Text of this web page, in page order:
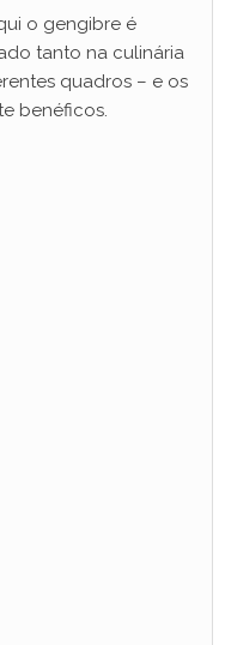
o gengibre é
tanto na culinária
quadros – e os
benéficos.